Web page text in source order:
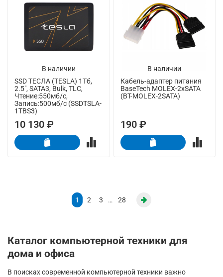
В наличии
SSD ТЕСЛА (TESLA) 1Тб,
2.5", SATA3, Bulk, TLC,
Чтение:550мб/с,
Запись:500мб/с (SSDTSLA-
1TBS3)
10 130 ₽
В наличии
Кабель-адаптер питания
BaseTech MOLEX-2xSATA
(BT-MOLEX-2SATA)
190 ₽
1 2 3 … 28
Каталог компьютерной техники для
дома и офиса
В поисках современной компьютерной техники важно